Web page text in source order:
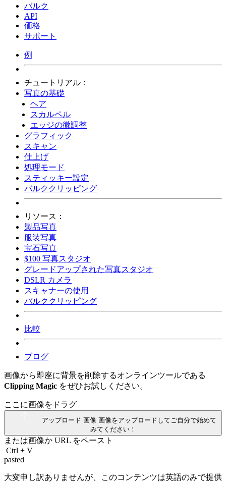
バルク
API
価格
サポート
例
チュートリアル：
写真の基礎
ヘア
スカルペル
エッジの微調整
グラフィック
スキャン
仕上げ
処理モード
スティッキー設定
バルククリッピング
リソース：
製品写真
服装写真
宝石写真
$100 写真スタジオ
グレードアップされた写真スタジオ
DSLR カメラ
スキャナーの使用
バルククリッピング
比較
ブログ
画像から即座に背景を削除するオンラインツールである
Clipping Magic をぜひお試しください。
ここに画像をドラグ
アップロード 画像 画像をアップロードしてご自分で始めて
みてください！
または画像か URL をペースト
Ctrl + V
pasted
大変申し訳ありませんが、このコンテンツは英語のみで提供